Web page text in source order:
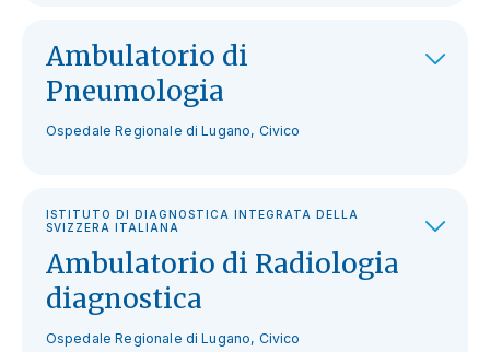
Ambulatorio di
Pneumologia
Ospedale Regionale di Lugano, Civico
ISTITUTO DI DIAGNOSTICA INTEGRATA DELLA
SVIZZERA ITALIANA
Ambulatorio di Radiologia
diagnostica
Ospedale Regionale di Lugano, Civico